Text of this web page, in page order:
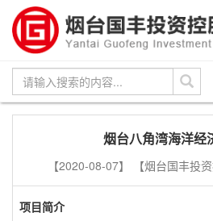
烟台八角湾海洋经
【2020-08-07】 【烟台国丰投
项目简介